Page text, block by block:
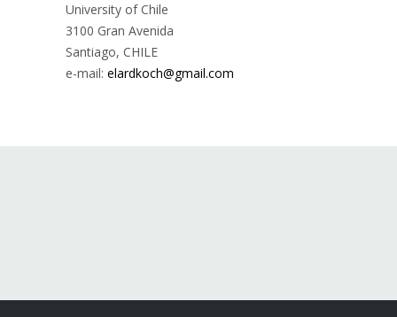
University of Chile
3100 Gran Avenida
Santiago, CHILE
e-mail: elardkoch@gmail.com